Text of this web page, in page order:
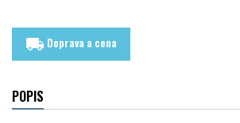
local_shipping Doprava a cena
POPIS